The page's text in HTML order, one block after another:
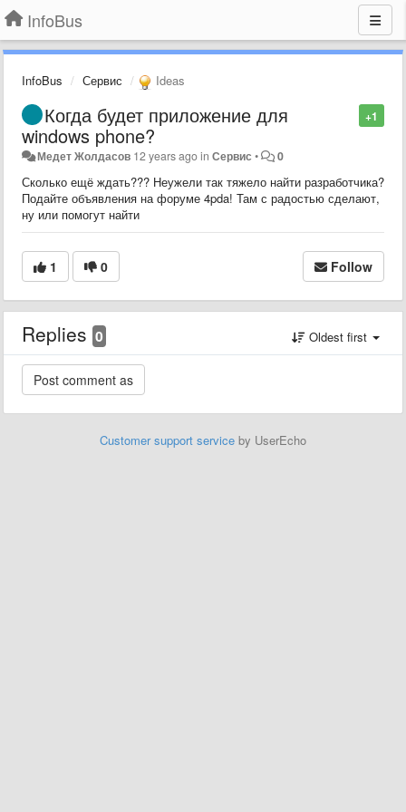
InfoBus
InfoBus Сервис Ideas
+1
Когда будет приложение для
windows phone?
Медет Жолдасов 12 years agoinСервис • 0
Сколько ещё ждать??? Неужели так тяжело найти разработчика?
Подайте объявления на форуме 4pda! Там с радостью сделают,
ну или помогут найти
1 0 Follow
Replies 0 Oldest first
Customer support service by UserEcho